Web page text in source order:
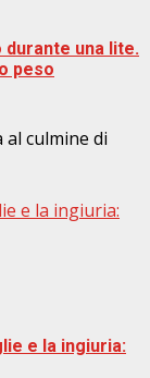
una lite.
peso
al culmine di
e la ingiuria:
e la ingiuria: